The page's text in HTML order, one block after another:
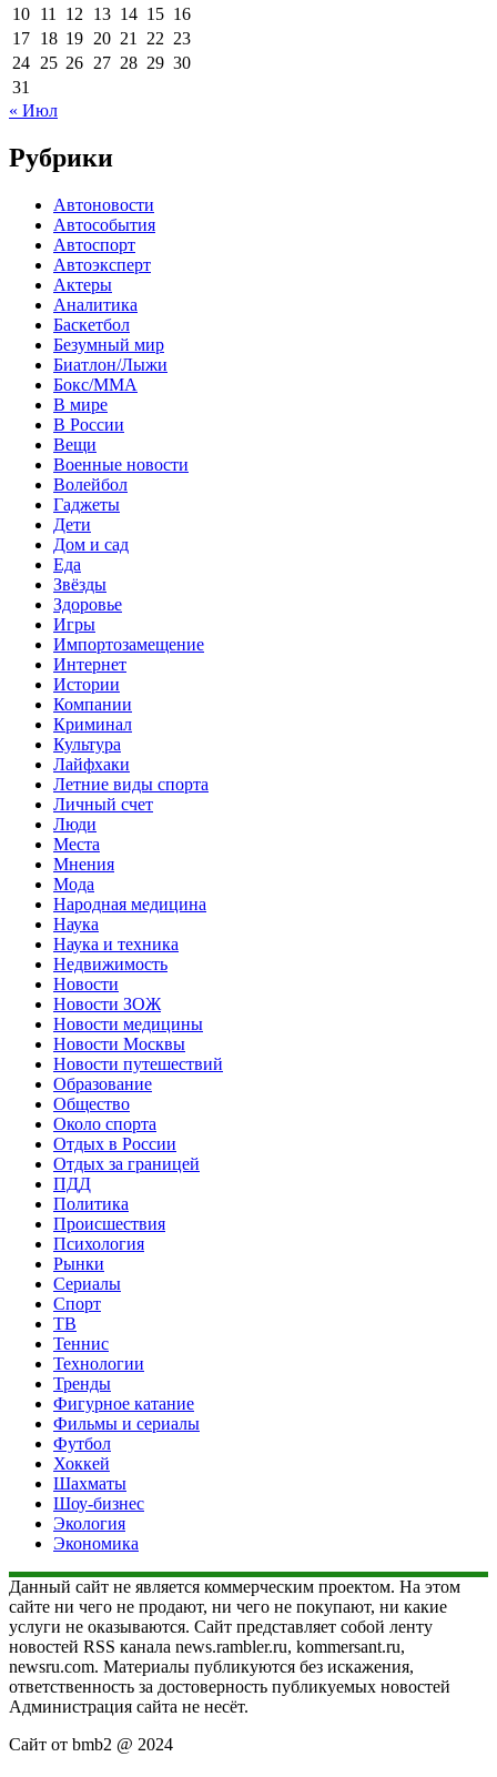
10 11 12 13 14 15 16
17 18 19 20 21 22 23
24 25 26 27 28 29 30
31
« Июл
Рубрики
Автоновости
Автособытия
Автоспорт
Автоэксперт
Актеры
Аналитика
Баскетбол
Безумный мир
Биатлон/Лыжи
Бокс/MMA
В мире
В России
Вещи
Военные новости
Волейбол
Гаджеты
Дети
Дом и сад
Еда
Звёзды
Здоровье
Игры
Импортозамещение
Интернет
Истории
Компании
Криминал
Культура
Лайфхаки
Летние виды спорта
Личный счет
Люди
Места
Мнения
Мода
Народная медицина
Наука
Наука и техника
Недвижимость
Новости
Новости ЗОЖ
Новости медицины
Новости Москвы
Новости путешествий
Образование
Общество
Около спорта
Отдых в России
Отдых за границей
ПДД
Политика
Происшествия
Психология
Рынки
Сериалы
Спорт
ТВ
Теннис
Технологии
Тренды
Фигурное катание
Фильмы и сериалы
Футбол
Хоккей
Шахматы
Шоу-бизнес
Экология
Экономика
Данный сайт не является коммерческим проектом. На этом
сайте ни чего не продают, ни чего не покупают, ни какие
услуги не оказываются. Сайт представляет собой ленту
новостей RSS канала news.rambler.ru, kommersant.ru,
newsru.com. Материалы публикуются без искажения,
ответственность за достоверность публикуемых новостей
Администрация сайта не несёт.
Сайт от bmb2 @ 2024